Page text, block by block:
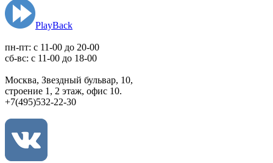
PlayBack
пн-пт: c 11-00 до 20-00
сб-вс: с 11-00 до 18-00
Москва, Звездный бульвар, 10,
строение 1, 2 этаж, офис 10.
+7(495)532-22-30